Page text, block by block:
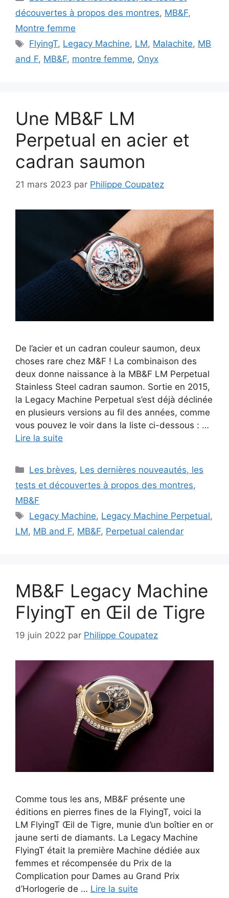
découvertes à propos des montres, MB&F,
Montre femme
Étiquettes
FlyingT, Legacy Machine, LM, Malachite, MB
and F, MB&F, montre femme, Onyx
Une MB&F LM
Perpetual en acier et
cadran saumon
21 mars 2023 par Philippe Coupatez
De l’acier et un cadran couleur saumon, deux
choses rare chez M&F ! La combinaison des
deux donne naissance à la MB&F LM Perpetual
Stainless Steel cadran saumon. Sortie en 2015,
la Legacy Machine Perpetual s’est déjà déclinée
en plusieurs versions au fil des années, comme
vous pouvez le voir dans la liste ci-dessous : …
Lire la suite
Catégories
Les brèves, Les dernières nouveautés, les
tests et découvertes à propos des montres,
MB&F
Étiquettes
Legacy Machine, Legacy Machine Perpetual,
LM, MB and F, MB&F, Perpetual calendar
MB&F Legacy Machine
FlyingT en Œil de Tigre
19 juin 2022 par Philippe Coupatez
Comme tous les ans, MB&F présente une
éditions en pierres fines de la FlyingT, voici la
LM FlyingT Œil de Tigre, munie d’un boîtier en or
jaune serti de diamants. La Legacy Machine
FlyingT était la première Machine dédiée aux
femmes et récompensée du Prix de la
Complication pour Dames au Grand Prix
d’Horlogerie de … Lire la suite